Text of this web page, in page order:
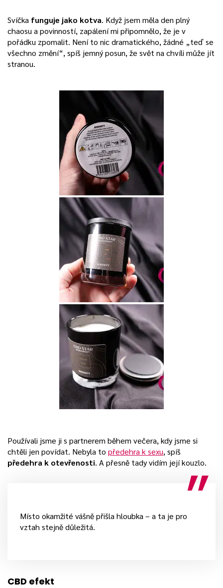
Svíčka funguje jako kotva. Když jsem měla den plný
chaosu a povinností, zapálení mi připomnělo, že je v
pořádku zpomalit. Není to nic dramatického, žádné „teď se
všechno změní“, spíš jemný posun, že svět na chvíli může jít
stranou.
Používali jsme ji s partnerem během večera, kdy jsme si
chtěli jen povídat. Nebyla to předehra k sexu, spíš
předehra k otevřenosti. A přesně tady vidím její kouzlo.
Místo okamžité vášně přišla hloubka – a ta je pro
vztah stejně důležitá.
CBD efekt